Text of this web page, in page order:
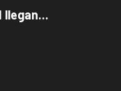
llegan...